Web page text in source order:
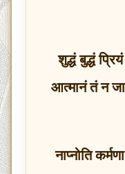
शुद्धं बुद्धं
आत्मानं तं न
नाप्नोति